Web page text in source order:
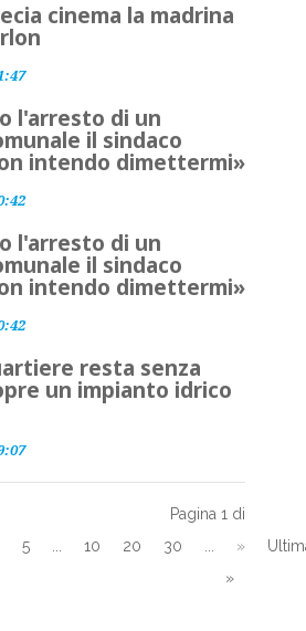
cinema la madrina
l'arresto di un
il sindaco
intendo dimettermi»
l'arresto di un
il sindaco
intendo dimettermi»
resta senza
un impianto idrico
Pagina 1 di
5 10 20 30 »
»